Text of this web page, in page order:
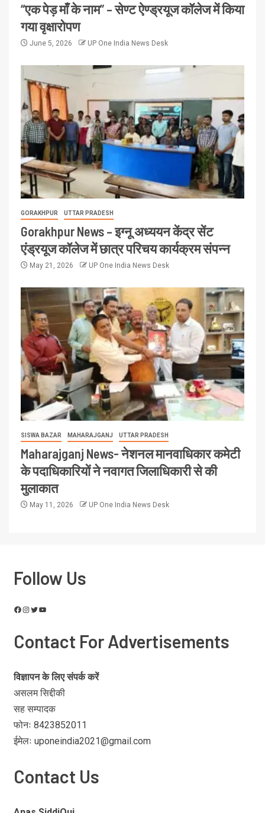
“एक पेड़ माँ के नाम” – सेण्ट ऐण्ड्रयूज कॉलेज में किया
गया वृक्षारोपण
June 5, 2026 UP One India News Desk
GORAKHPUR UTTAR PRADESH
Gorakhpur News – इग्नू अध्ययन केंद्र सेंट
एंड्रयूज कॉलेज में छात्र परिचय कार्यक्रम संपन्न
May 21, 2026 UP One India News Desk
SISWA BAZAR MAHARAJGANJ UTTAR PRADESH
Maharajganj News- नेशनल मानवाधिकार कमेटी
के पदाधिकारियों ने नवागत जिलाधिकारी से की
मुलाकात
May 11, 2026 UP One India News Desk
Follow Us
Contact For Advertisements
विज्ञापन के लिए संपर्क करें
असलम सिद्दीकी
सह सम्पादक
फोनः 8423852011
ईमेलः uponeindia2021@gmail.com
Contact Us